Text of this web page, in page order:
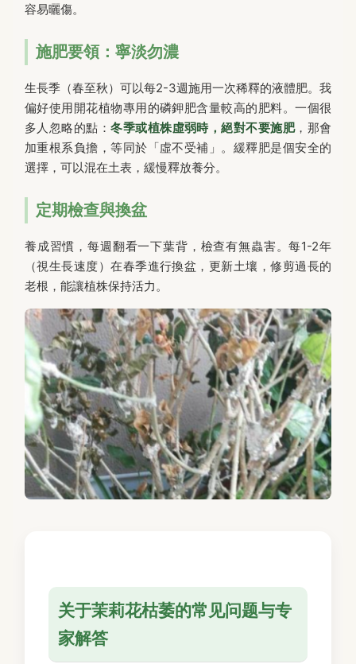
容易曬傷。
施肥要領：寧淡勿濃
生長季（春至秋）可以每2-3週施用一次稀釋的液體肥。我
偏好使用開花植物專用的磷鉀肥含量較高的肥料。一個很
多人忽略的點：冬季或植株虛弱時，絕對不要施肥，那會
加重根系負擔，等同於「虛不受補」。緩釋肥是個安全的
選擇，可以混在土表，緩慢釋放養分。
定期檢查與換盆
養成習慣，每週翻看一下葉背，檢查有無蟲害。每1-2年
（視生長速度）在春季進行換盆，更新土壤，修剪過長的
老根，能讓植株保持活力。
关于茉莉花枯萎的常见问题与专
家解答